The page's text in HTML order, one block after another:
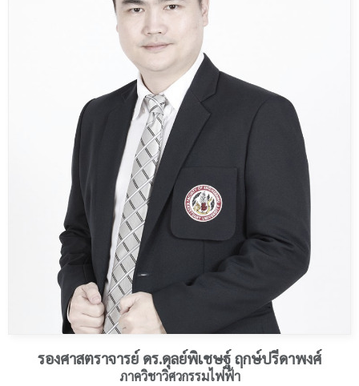
รองศาสตราจารย์ ดร.ดุลย์พิเชษฐ์ ฤกษ์ปรีดาพงศ์
ภาควิชาวิศวกรรมไฟฟ้า